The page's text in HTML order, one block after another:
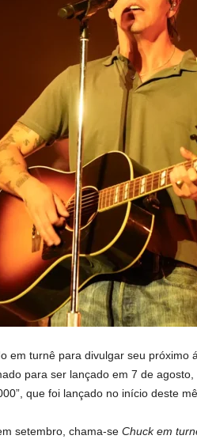
em turnê para divulgar seu próximo
para ser lançado em 7 de
que foi lançado no início deste
setembro, chama-se Chuck em